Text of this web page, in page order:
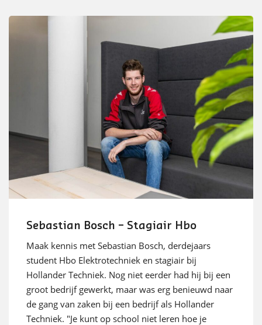
Sebastian Bosch – Stagiair Hbo
Maak kennis met Sebastian Bosch, derdejaars
student Hbo Elektrotechniek en stagiair bij
Hollander Techniek. Nog niet eerder had hij bij een
groot bedrijf gewerkt, maar was erg benieuwd naar
de gang van zaken bij een bedrijf als Hollander
Techniek. "Je kunt op school niet leren hoe je